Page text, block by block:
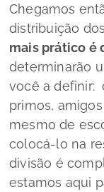
Chegamos
distribuição
mais prático é
determinarão
você a definir:
primos,
mesmo de
colocá-lo na
divisão é
estamos aqui